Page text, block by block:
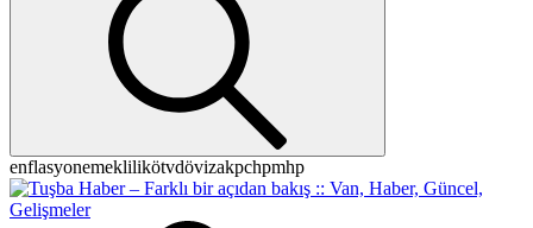
enflasyonemeklilikötvdövizakpchpmhp